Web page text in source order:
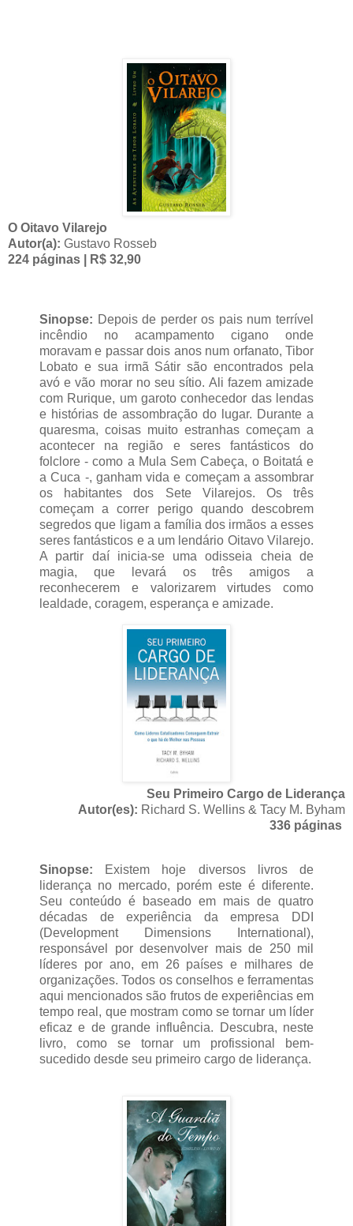
O Oitavo Vilarejo
Autor(a): Gustavo Rosseb
224 páginas | R$ 32,90
Sinopse: Depois de perder os pais num terrível
incêndio no acampamento cigano onde
moravam e passar dois anos num orfanato, Tibor
Lobato e sua irmã Sátir são encontrados pela
avó e vão morar no seu sítio. Ali fazem amizade
com Rurique, um garoto conhecedor das lendas
e histórias de assombração do lugar. Durante a
quaresma, coisas muito estranhas começam a
acontecer na região e seres fantásticos do
folclore - como a Mula Sem Cabeça, o Boitatá e
a Cuca -, ganham vida e começam a assombrar
os habitantes dos Sete Vilarejos. Os três
começam a correr perigo quando descobrem
segredos que ligam a família dos irmãos a esses
seres fantásticos e a um lendário Oitavo Vilarejo.
A partir daí inicia-se uma odisseia cheia de
magia, que levará os três amigos a
reconhecerem e valorizarem virtudes como
lealdade, coragem, esperança e amizade.
Seu Primeiro Cargo de Liderança
Autor(es): Richard S. Wellins & Tacy M. Byham
336 páginas
Sinopse:
Existem hoje diversos livros de
liderança no mercado, porém este é diferente.
Seu conteúdo é baseado em mais de quatro
décadas de experiência da empresa DDI
(Development Dimensions International),
responsável por desenvolver mais de 250 mil
líderes por ano, em 26 países e milhares de
organizações. Todos os conselhos e ferramentas
aqui mencionados são frutos de experiências em
tempo real, que mostram como se tornar um líder
eficaz e de grande influência. Descubra, neste
livro, como se tornar um profissional bem-
sucedido desde seu primeiro cargo de liderança.